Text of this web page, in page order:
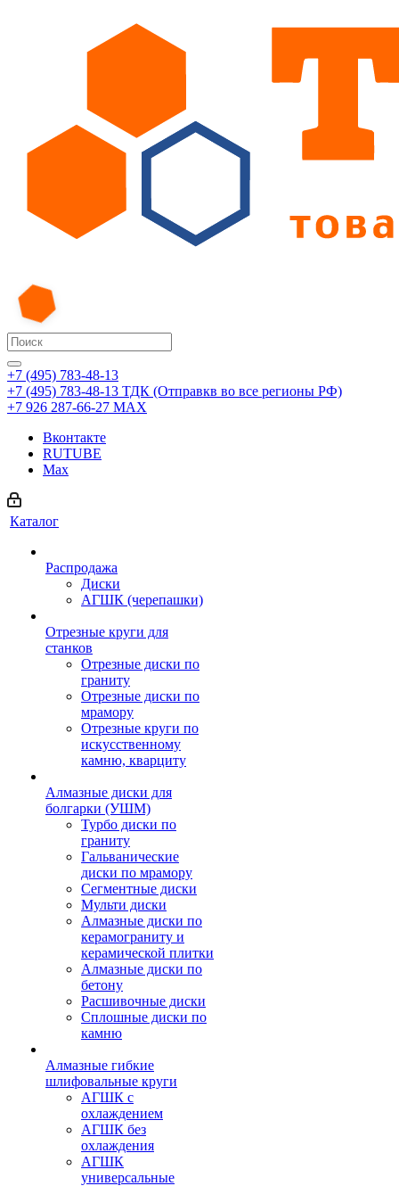
+7 (495) 783-48-13
+7 (495) 783-48-13 ТДК (Отправкв во все регионы РФ)
+7 926 287-66-27 МАХ
Вконтакте
RUTUBE
Max
Каталог
Распродажа
Диски
АГШК (черепашки)
Отрезные круги для
станков
Отрезные диски по
граниту
Отрезные диски по
мрамору
Отрезные круги по
искусственному
камню, кварциту
Алмазные диски для
болгарки (УШМ)
Турбо диски по
граниту
Гальванические
диски по мрамору
Сегментные диски
Мульти диски
Алмазные диски по
керамограниту и
керамической плитки
Алмазные диски по
бетону
Расшивочные диски
Сплошные диски по
камню
Алмазные гибкие
шлифовальные круги
АГШК с
охлаждением
АГШК без
охлаждения
АГШК
универсальные